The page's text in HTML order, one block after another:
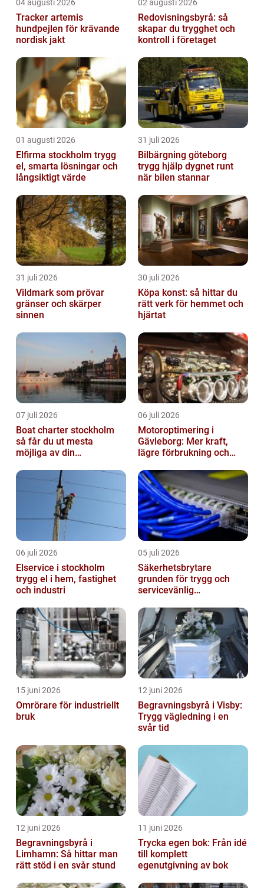
04 augusti 2026
Tracker artemis
hundpejlen för krävande
nordisk jakt
02 augusti 2026
Redovisningsbyrå: så
skapar du trygghet och
kontroll i företaget
01 augusti 2026
Elfirma stockholm trygg
el, smarta lösningar och
långsiktigt värde
31 juli 2026
Bilbärgning göteborg
trygg hjälp dygnet runt
när bilen stannar
31 juli 2026
Vildmark som prövar
gränser och skärper
sinnen
30 juli 2026
Köpa konst: så hittar du
rätt verk för hemmet och
hjärtat
07 juli 2026
Boat charter stockholm
så får du ut mesta
möjliga av din
06 juli 2026
Motoroptimering i
Gävleborg: Mer kraft,
lägre förbrukning och
06 juli 2026
Elservice i stockholm
trygg el i hem, fastighet
och industri
05 juli 2026
Säkerhetsbrytare
grunden för trygg och
servicevänlig
15 juni 2026
Omrörare för industriellt
bruk
12 juni 2026
Begravningsbyrå i Visby:
Trygg vägledning i en
svår tid
12 juni 2026
Begravningsbyrå i
Limhamn: Så hittar man
rätt stöd i en svår stund
11 juni 2026
Trycka egen bok: Från idé
till komplett
egenutgivning av bok